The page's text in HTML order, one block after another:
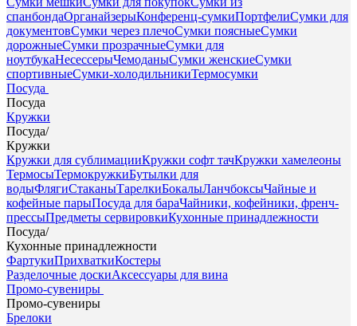
спанбондаОрганайзерыКонференц-сумкиПортфелиСумки для
документовСумки через плечоСумки поясныеСумки
дорожныеСумки прозрачныеСумки для
ноутбукаНесессерыЧемоданыСумки женскиеСумки
спортивныеСумки-холодильникиТермосумки
Посуда
Посуда
Кружки
Посуда/
Кружки
Кружки для сублимацииКружки софт тачКружки хамелеоны
ТермосыТермокружкиБутылки для
водыФлягиСтаканыТарелкиБокалыЛанчбоксыЧайные и
кофейные парыПосуда для бараЧайники, кофейники, френч-
прессыПредметы сервировкиКухонные принадлежности
Посуда/
Кухонные принадлежности
ФартукиПрихваткиКостеры
Разделочные доскиАксессуары для вина
Промо-сувениры
Промо-сувениры
Брелоки